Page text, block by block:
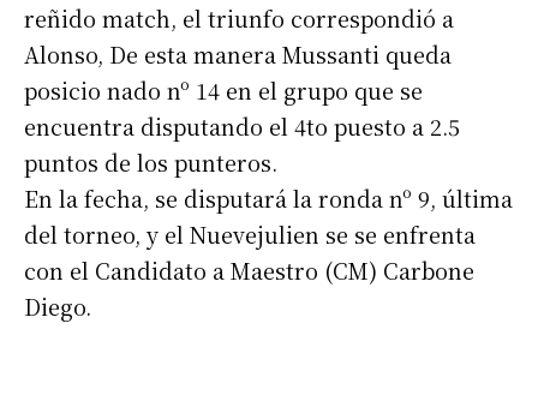
reñido match, el triunfo correspondió a
Alonso, De esta manera Mussanti queda
posicio nado nº 14 en el grupo que se
encuentra disputando el 4to puesto a 2.5
puntos de los punteros.
En la fecha, se disputará la ronda nº 9, última
del torneo, y el Nuevejulien se se enfrenta
con el Candidato a Maestro (CM) Carbone
Diego.